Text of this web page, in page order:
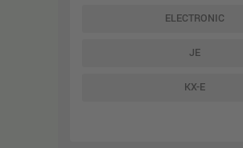
ELECTRONIC
JE
KX-E